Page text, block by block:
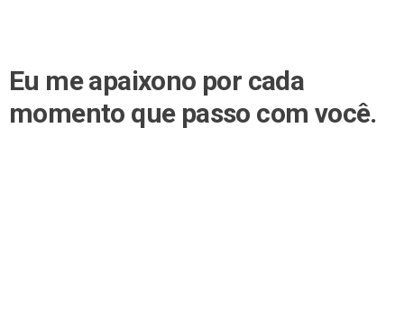
Eu me apaixono por cada
momento que passo com você.